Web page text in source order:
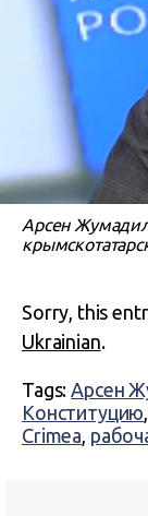
Арсен
Sorry, this
Ukrainian.
Tags:Арсен
Конституцию,
Crimea,